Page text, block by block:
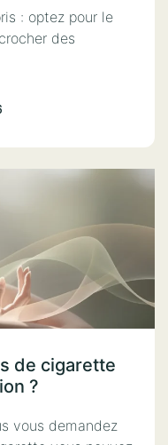
: optez pour le
des
de cigarette
?
vous demandez